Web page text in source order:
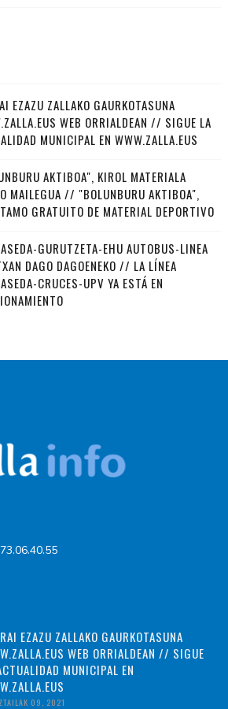
EZAZU ZALLAKO GAURKOTASUNA
WEB ORRIALDEAN // SIGUE LA
MUNICIPAL EN WWW.ZALLA.EUS
AKTIBOA", KIROL MATERIALA
MAILEGUA // "BOLUNBURU AKTIBOA",
GRATUITO DE MATERIAL DEPORTIVO
GURUTZETA-EHU AUTOBUS-LINEA
DAGO DAGOENEKO // LA LÍNEA
CRUCES-UPV YA ESTÁ EN
EZAZU ZALLAKO GAURKOTASUNA
WEB ORRIALDEAN // SIGUE
MUNICIPAL EN
09, 2021